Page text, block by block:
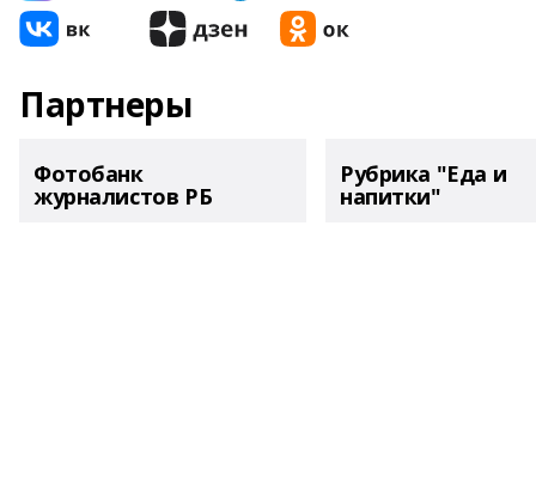
Партнеры
Фотобанк
журналистов РБ
Рубрика "Еда и
напитки"